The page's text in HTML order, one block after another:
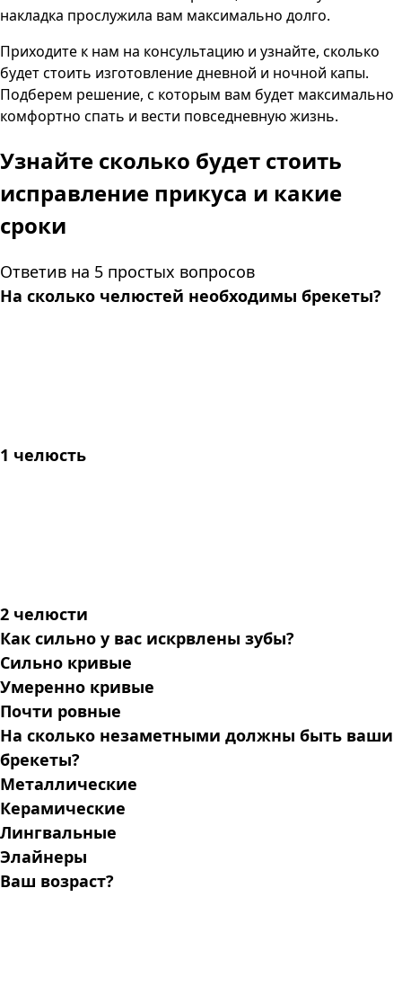
накладка прослужила вам максимально долго.
Приходите к нам на консультацию и узнайте, сколько
будет стоить изготовление дневной и ночной капы.
Подберем решение, с которым вам будет максимально
комфортно спать и вести повседневную жизнь.
Узнайте сколько будет стоить
исправление прикуса и какие
сроки
Ответив на 5 простых вопросов
На сколько челюстей необходимы брекеты?
1 челюсть
2 челюсти
Как сильно у вас искрвлены зубы?
Сильно кривые
Умеренно кривые
Почти ровные
На сколько незаметными должны быть ваши
брекеты?
Металлические
Керамические
Лингвальные
Элайнеры
Ваш возраст?